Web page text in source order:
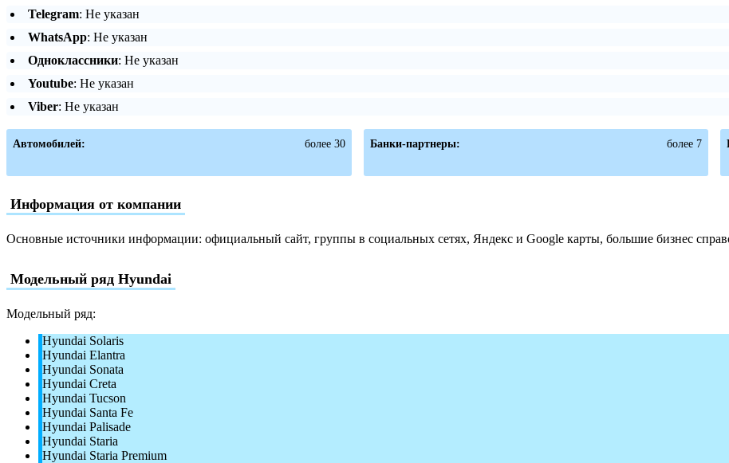
Telegram: Не указан
WhatsApp: Не указан
Одноклассники: Не указан
Youtube: Не указан
Viber: Не указан
Автомобилей: более 30 Банки-партнеры: более 7
Информация от компании
Основные источники информации: официальный сайт, группы в социальных сетях, Яндекс и Google карты, большие бизнес
Модельный ряд Hyundai
Модельный ряд:
Hyundai Solaris
Hyundai Elantra
Hyundai Sonata
Hyundai Creta
Hyundai Tucson
Hyundai Santa Fe
Hyundai Palisade
Hyundai Staria
Hyundai Staria Premium